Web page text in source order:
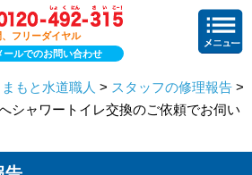
フリーダイヤル
ールでのお問い合わせ
もと水道職人 > スタッフの修理報告 >
シャワートイレ交換のご依頼でお伺い